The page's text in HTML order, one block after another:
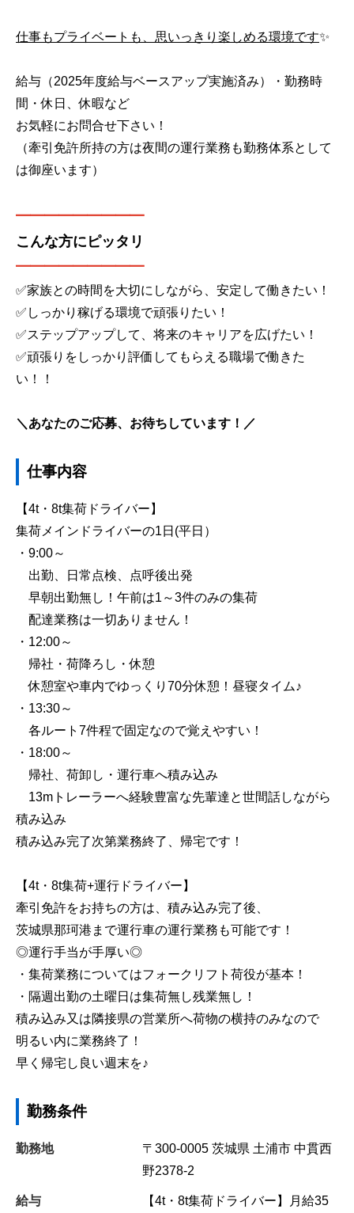
仕事もプライベートも、思いっきり楽しめる環境です✨
給与（2025年度給与ベースアップ実施済み）・勤務時
間・休日、休暇など
お気軽にお問合せ下さい！
（牽引免許所持の方は夜間の運行業務も勤務体系として
は御座います）
━━━━━━━━━
こんな方にピッタリ
━━━━━━━━━
✅家族との時間を大切にしながら、安定して働きたい！
✅しっかり稼げる環境で頑張りたい！
✅ステップアップして、将来のキャリアを広げたい！
✅頑張りをしっかり評価してもらえる職場で働きた
い！！
＼あなたのご応募、お待ちしています！／
仕事内容
【4t・8t集荷ドライバー】
集荷メインドライバーの1日(平日）
・9:00～
出勤、日常点検、点呼後出発
早朝出勤無し！午前は1～3件のみの集荷
配達業務は一切ありません！
・12:00～
帰社・荷降ろし・休憩
休憩室や車内でゆっくり70分休憩！昼寝タイム♪
・13:30～
各ルート7件程で固定なので覚えやすい！
・18:00～
帰社、荷卸し・運行車へ積み込み
13mトレーラーへ経験豊富な先輩達と世間話しながら
積み込み
積み込み完了次第業務終了、帰宅です！
【4t・8t集荷+運行ドライバー】
牽引免許をお持ちの方は、積み込み完了後、
茨城県那珂港まで運行車の運行業務も可能です！
◎運行手当が手厚い◎
・集荷業務についてはフォークリフト荷役が基本！
・隔週出勤の土曜日は集荷無し残業無し！
積み込み又は隣接県の営業所へ荷物の横持のみなので
明るい内に業務終了！
早く帰宅し良い週末を♪
勤務条件
勤務地 〒300-0005 茨城県 土浦市 中貫西
野2378-2
給与 【4t・8t集荷ドライバー】月給35